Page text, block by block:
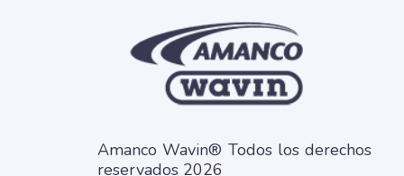
Amanco Wavin® Todos los derechos
reservados 2026